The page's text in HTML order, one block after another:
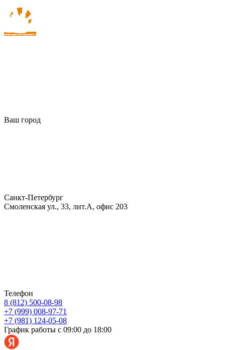
Ваш город
Санкт-Петербург
Смоленская ул., 33, лит.А, офис 203
Телефон
8 (812) 500-08-98
+7 (999) 008-97-71
+7 (981) 124-05-08
График работы с 09:00 до 18:00